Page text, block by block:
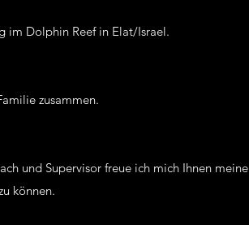
im Dolphin Reef in Elat/Israel.
zusammen.
und Supervisor freue ich mich Ihnen meine
können.